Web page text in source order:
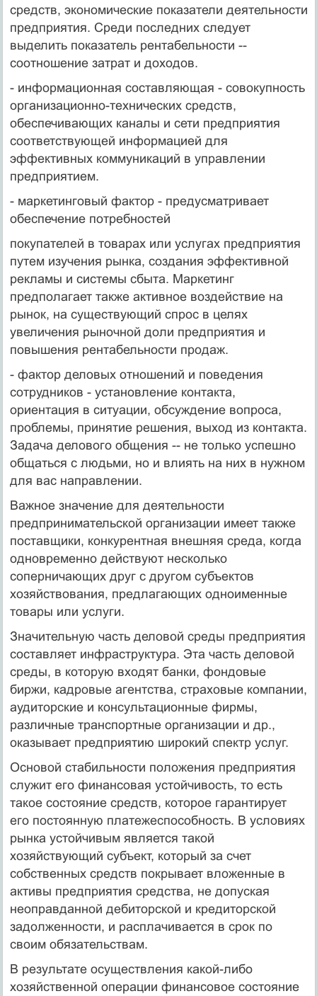
средств, экономические показатели деятельности
предприятия. Среди последних следует
выделить показатель рентабельности --
соотношение затрат и доходов.
- информационная составляющая - совокупность
организационно-технических средств,
обеспечивающих каналы и сети предприятия
соответствующей информацией для
эффективных коммуникаций в управлении
предприятием.
- маркетинговый фактор - предусматривает
обеспечение потребностей
покупателей в товарах или услугах предприятия
путем изучения рынка, создания эффективной
рекламы и системы сбыта. Маркетинг
предполагает также активное воздействие на
рынок, на существующий спрос в целях
увеличения рыночной доли предприятия и
повышения рентабельности продаж.
- фактор деловых отношений и поведения
сотрудников - установление контакта,
ориентация в ситуации, обсуждение вопроса,
проблемы, принятие решения, выход из контакта.
Задача делового общения -- не только успешно
общаться с людьми, но и влиять на них в нужном
для вас направлении.
Важное значение для деятельности
предпринимательской организации имеет также
поставщики, конкурентная внешняя среда, когда
одновременно действуют несколько
соперничающих друг с другом субъектов
хозяйствования, предлагающих одноименные
товары или услуги.
Значительную часть деловой среды предприятия
составляет инфраструктура. Эта часть деловой
среды, в которую входят банки, фондовые
биржи, кадровые агентства, страховые компании,
аудиторские и консультационные фирмы,
различные транспортные организации и др.,
оказывает предприятию широкий спектр услуг.
Основой стабильности положения предприятия
служит его финансовая устойчивость, то есть
такое состояние средств, которое гарантирует
его постоянную платежеспособность. В условиях
рынка устойчивым является такой
хозяйствующий субъект, который за счет
собственных средств покрывает вложенные в
активы предприятия средства, не допуская
неоправданной дебиторской и кредиторской
задолженности, и расплачивается в срок по
своим обязательствам.
В результате осуществления какой-либо
хозяйственной операции финансовое состояние